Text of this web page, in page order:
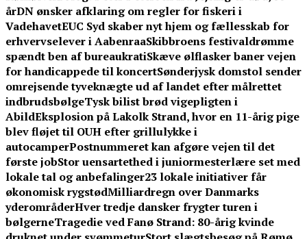
årDN ønsker afklaring om regler for fiskeri i
VadehavetEUC Syd skaber nyt hjem og fællesskab for
erhvervselever i AabenraaSkibbroens festivaldrømme
spændt ben af bureaukratiSkæve ølflasker baner vejen
for handicappede til koncertSønderjysk domstol sender
omrejsende tyveknægte ud af landet efter målrettet
indbrudsbølgeTysk bilist brød vigepligten i
AbildEksplosion på Lakolk Strand, hvor en 11-årig pige
blev fløjet til OUH efter grillulykke i
autocamperPostnummeret kan afgøre vejen til det
første jobStor uensartethed i juniormesterlære set med
lokale tal og anbefalinger23 lokale initiativer får
økonomisk rygstødMilliardregn over Danmarks
yderområderHver tredje dansker frygter turen i
bølgerneTragedie ved Fanø Strand: 80-årig kvinde